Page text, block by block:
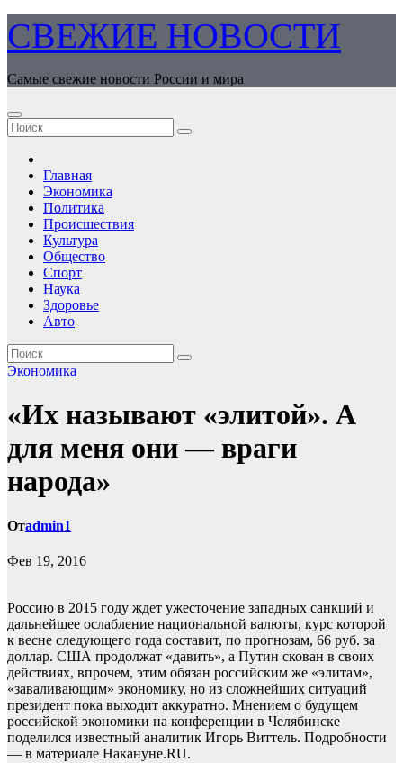
Перейти
к
содержимому
СВЕЖИЕ НОВОСТИ
Самые свежие новости России и мира
Главная
Экономика
Политика
Происшествия
Культура
Общество
Спорт
Наука
Здоровье
Авто
Экономика
«Их называют «элитой». А
для меня они — враги
народа»
Отadmin1
Фев 19, 2016
Россию в 2015 году ждет ужесточение западных санкций и
дальнейшее ослабление национальной валюты, курс которой
к весне следующего года составит, по прогнозам, 66 руб. за
доллар. США продолжат «давить», а Путин скован в своих
действиях, впрочем, этим обязан российским же «элитам»,
«заваливающим» экономику, но из сложнейших ситуаций
президент пока выходит аккуратно. Мнением о будущем
российской экономики на конференции в Челябинске
поделился известный аналитик Игорь Виттель. Подробности
— в материале Накануне.RU.